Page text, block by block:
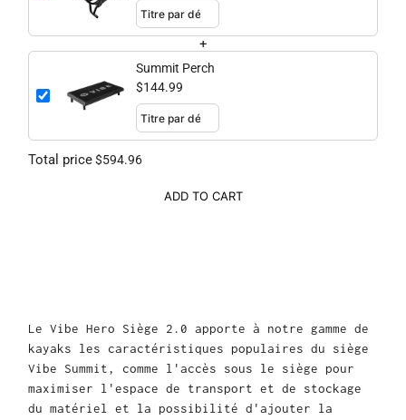
+
Summit Perch
$144.99
Total price$594.96
ADD TO CART
Le Vibe Hero Siège 2.0 apporte à notre gamme de
kayaks les caractéristiques populaires du siège
Vibe Summit, comme l'accès sous le siège pour
maximiser l'espace de transport et de stockage
du matériel et la possibilité d'ajouter la